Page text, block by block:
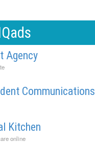
Agency
Communications
Kitchen
online